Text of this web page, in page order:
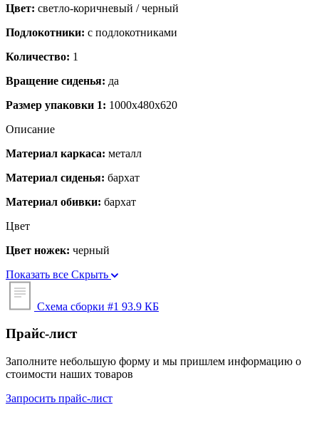
Цвет: светло-коричневый / черный
Подлокотники: с подлокотниками
Количество: 1
Вращение сиденья: да
Размер упаковки 1: 1000x480x620
Описание
Материал каркаса: металл
Материал сиденья: бархат
Материал обивки: бархат
Цвет
Цвет ножек: черный
Показать все Скрыть
Схема сборки #1 93.9 КБ
Прайс-лист
Заполните небольшую форму и мы пришлем информацию о
стоимости наших товаров
Запросить прайс-лист